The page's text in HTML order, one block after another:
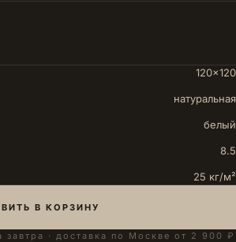
120×120
натуральная
белый
8.5
25 кг/м²
В КОРЗИНУ
завтра · доставка по Москве от 2 900 ₽